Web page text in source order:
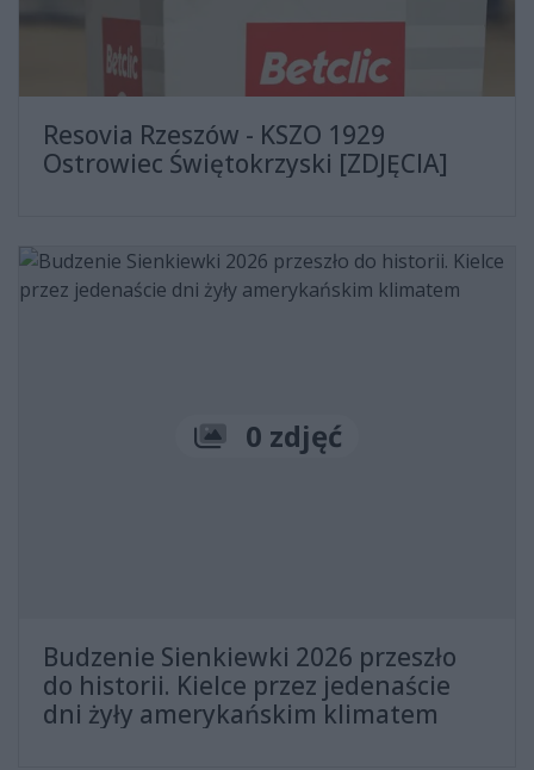
Resovia Rzeszów - KSZO 1929
Ostrowiec Świętokrzyski [ZDJĘCIA]
Liczba zdjęć
0 zdjęć
Budzenie Sienkiewki 2026 przeszło
do historii. Kielce przez jedenaście
dni żyły amerykańskim klimatem